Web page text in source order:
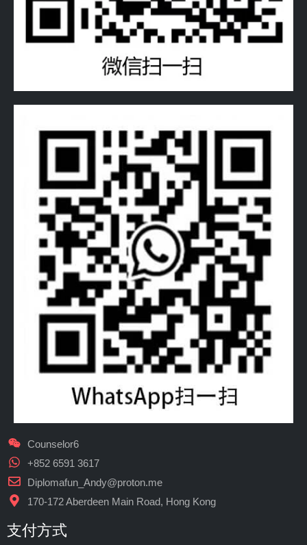
Counselor6
+852 6591 3617
Diplomafun_Andy@proton.me
170-172 Aberdeen Main Road, Hong Kong
支付方式